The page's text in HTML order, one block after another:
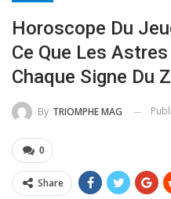
Horoscope Du
Ce Que Les
Chaque Signe Du
By TRIOMPHE MAG
0
Share